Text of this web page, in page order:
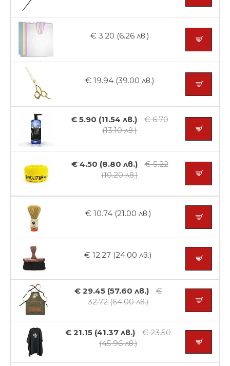
€ 3.20 (6.26 лв.)
€ 19.94 (39.00 лв.)
€ 5.90 (11.54 лв.)
€ 6.70
(13.10 лв.)
€ 4.50 (8.80 лв.)
€ 5.22
(10.20 лв.)
€ 10.74 (21.00 лв.)
€ 12.27 (24.00 лв.)
€ 29.45 (57.60 лв.)
€
32.72 (64.00 лв.)
€ 21.15 (41.37 лв.)
€ 23.50
(45.96 лв.)